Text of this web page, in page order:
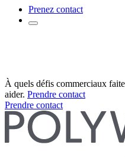
Prenez contact
À quels défis commerciaux
aider. Prendre contact
Prendre contact